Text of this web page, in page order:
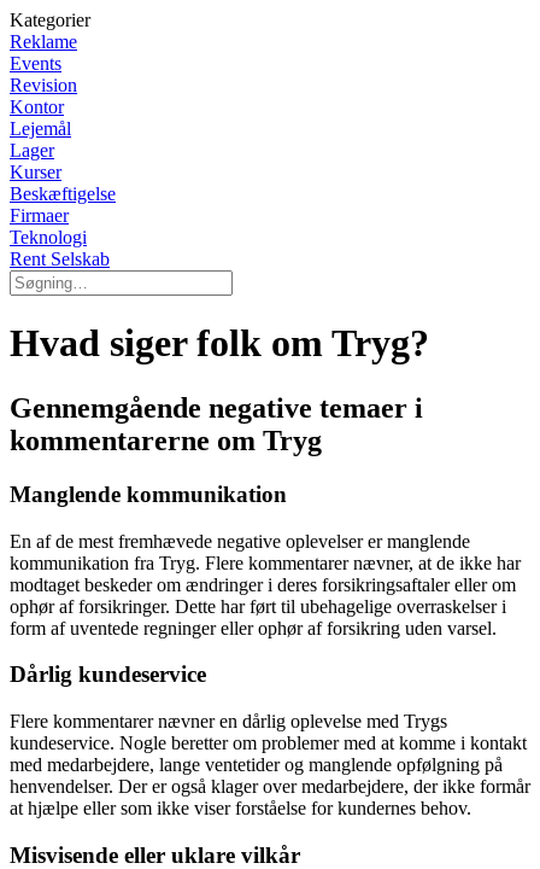
Kategorier
Reklame
Events
Revision
Kontor
Lejemål
Lager
Kurser
Beskæftigelse
Firmaer
Teknologi
Rent Selskab
Hvad siger folk om Tryg?
Gennemgående negative temaer i
kommentarerne om Tryg
Manglende kommunikation
En af de mest fremhævede negative oplevelser er manglende
kommunikation fra Tryg. Flere kommentarer nævner, at de ikke har
modtaget beskeder om ændringer i deres forsikringsaftaler eller om
ophør af forsikringer. Dette har ført til ubehagelige overraskelser i
form af uventede regninger eller ophør af forsikring uden varsel.
Dårlig kundeservice
Flere kommentarer nævner en dårlig oplevelse med Trygs
kundeservice. Nogle beretter om problemer med at komme i kontakt
med medarbejdere, lange ventetider og manglende opfølgning på
henvendelser. Der er også klager over medarbejdere, der ikke formår
at hjælpe eller som ikke viser forståelse for kundernes behov.
Misvisende eller uklare vilkår